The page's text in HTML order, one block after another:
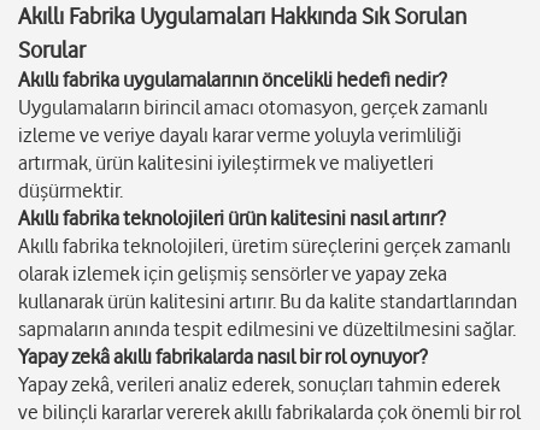
Akıllı Fabrika Uygulamaları Hakkında Sık Sorulan
Sorular
Akıllı fabrika uygulamalarının öncelikli hedefi nedir?
Uygulamaların birincil amacı otomasyon, gerçek zamanlı
izleme ve veriye dayalı karar verme yoluyla verimliliği
artırmak, ürün kalitesini iyileştirmek ve maliyetleri
düşürmektir.
Akıllı fabrika teknolojileri ürün kalitesini nasıl artırır?
Akıllı fabrika teknolojileri, üretim süreçlerini gerçek zamanlı
olarak izlemek için gelişmiş sensörler ve yapay zeka
kullanarak ürün kalitesini artırır. Bu da kalite standartlarından
sapmaların anında tespit edilmesini ve düzeltilmesini sağlar.
Yapay zekâ akıllı fabrikalarda nasıl bir rol oynuyor?
Yapay zekâ, verileri analiz ederek, sonuçları tahmin ederek
ve bilinçli kararlar vererek akıllı fabrikalarda çok önemli bir rol